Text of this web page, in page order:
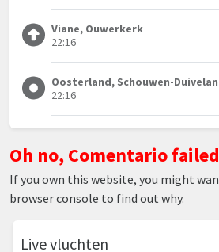
Viane, Ouwerkerk
22:16
Oosterland, Schouwen-
22:16
Oh no, Comentario
If you own this website, you might
browser console to find out why.
Live vluchten